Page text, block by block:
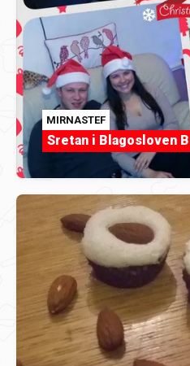
MIRNASTEF
Sretan i Blagosloven